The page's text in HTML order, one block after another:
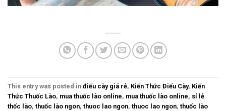
This entry was posted in điếu cày giá rẻ, Kiến Thức Điếu Cày, Kiến
Thức Thuốc Lào, mua thuốc lào online, mua thuốc lào online, sỉ lẻ
thốc lào, thuốc lào ngon, thuoc lao ngon, thuoc lao ngon, thuốc lào